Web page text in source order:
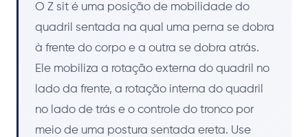
O Z sit é uma posição de mobilidade do
quadril sentada na qual uma perna se dobra
à frente do corpo e a outra se dobra atrás.
Ele mobiliza a rotação externa do quadril no
lado da frente, a rotação interna do quadril
no lado de trás e o controle do tronco por
meio de uma postura sentada ereta. Use